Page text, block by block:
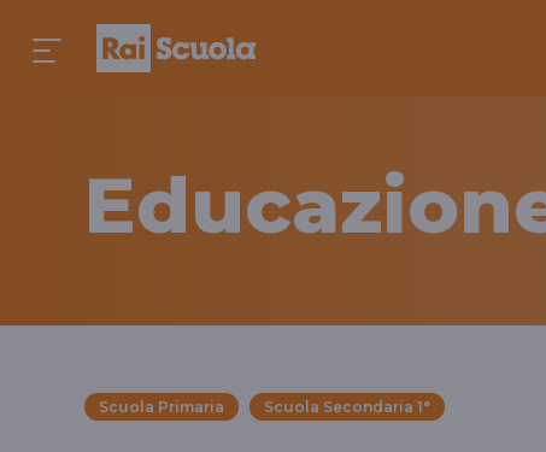
Scuola Primaria Scuola Secondaria 1°